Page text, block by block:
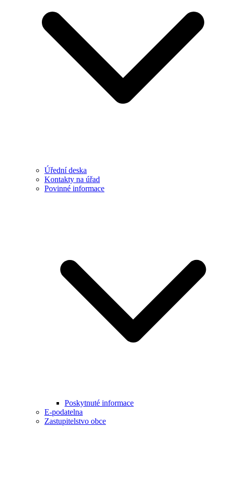
Úřední deska
Kontakty na úřad
Povinné informace
Poskytnuté informace
E-podatelna
Zastupitelstvo obce